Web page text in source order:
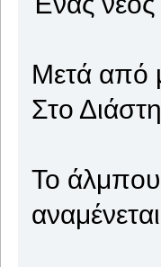
Μετά από
Στο
Το